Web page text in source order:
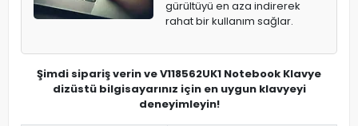
gürültüyü en aza indirerek
rahat bir kullanım sağlar.
Şimdi sipariş verin ve V118562UK1 Notebook Klavye
dizüstü bilgisayarınız için en uygun klavyeyi
deneyimleyin!